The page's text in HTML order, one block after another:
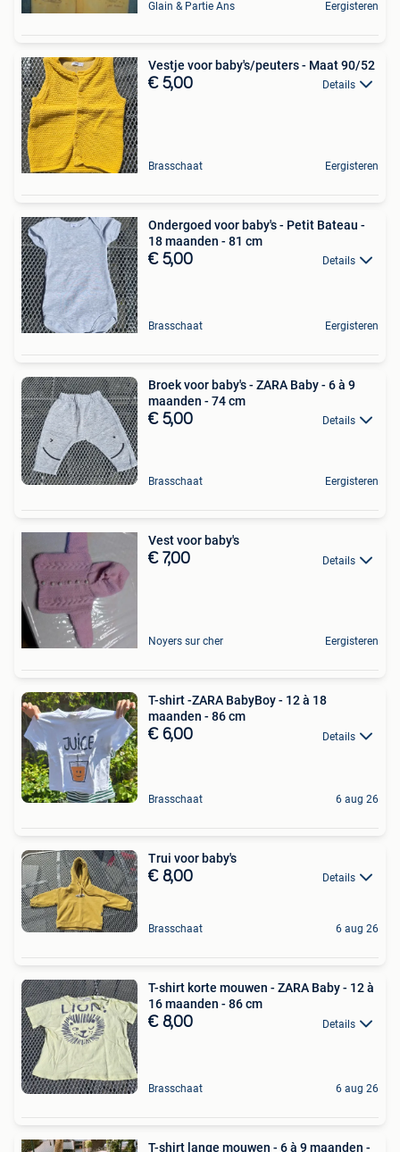
Glain & Partie Ans Eergisteren
Vestje voor baby's/peuters - Maat 90/52
€ 5,00 Details
Brasschaat Eergisteren
Ondergoed voor baby's - Petit Bateau -
18 maanden - 81 cm
€ 5,00 Details
Brasschaat Eergisteren
Broek voor baby's - ZARA Baby - 6 à 9
maanden - 74 cm
€ 5,00 Details
Brasschaat Eergisteren
Vest voor baby's
€ 7,00 Details
Noyers sur cher Eergisteren
T-shirt -ZARA BabyBoy - 12 à 18
maanden - 86 cm
€ 6,00 Details
Brasschaat 6 aug 26
Trui voor baby's
€ 8,00 Details
Brasschaat 6 aug 26
T-shirt korte mouwen - ZARA Baby - 12 à
16 maanden - 86 cm
€ 8,00 Details
Brasschaat 6 aug 26
T-shirt lange mouwen - 6 à 9 maanden -